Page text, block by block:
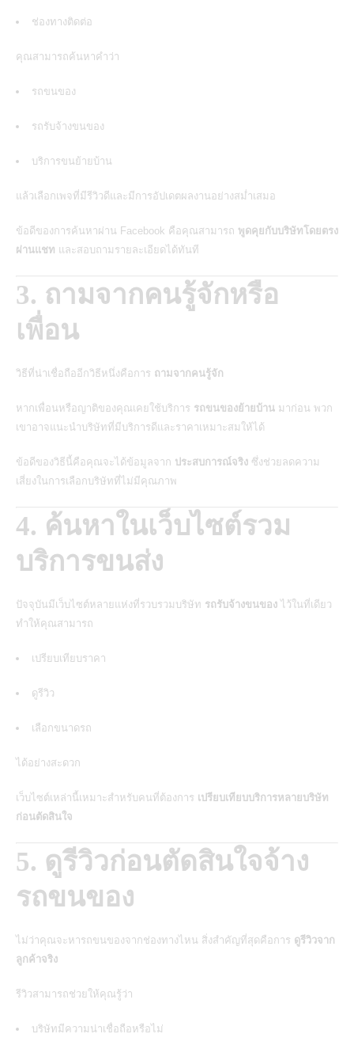
ช่องทางติดต่อ
คุณสามารถค้นหาคำว่า
รถขนของ
รถรับจ้างขนของ
บริการขนย้ายบ้าน
แล้วเลือกเพจที่มีรีวิวดีและมีการอัปเดตผลงานอย่างสม่ำเสมอ
ข้อดีของการค้นหาผ่าน Facebook คือคุณสามารถ พูดคุยกับบริษัทโดยตรง
ผ่านแชท และสอบถามรายละเอียดได้ทันที
3. ถามจากคนรู้จักหรือ
เพื่อน
วิธีที่น่าเชื่อถืออีกวิธีหนึ่งคือการ ถามจากคนรู้จัก
หากเพื่อนหรือญาติของคุณเคยใช้บริการ รถขนของย้ายบ้าน มาก่อน พวก
เขาอาจแนะนำบริษัทที่มีบริการดีและราคาเหมาะสมให้ได้
ข้อดีของวิธีนี้คือคุณจะได้ข้อมูลจาก ประสบการณ์จริง ซึ่งช่วยลดความ
เสี่ยงในการเลือกบริษัทที่ไม่มีคุณภาพ
4. ค้นหาในเว็บไซต์รวม
บริการขนส่ง
ปัจจุบันมีเว็บไซต์หลายแห่งที่รวบรวมบริษัท รถรับจ้างขนของ ไว้ในที่เดียว
ทำให้คุณสามารถ
เปรียบเทียบราคา
ดูรีวิว
เลือกขนาดรถ
ได้อย่างสะดวก
เว็บไซต์เหล่านี้เหมาะสำหรับคนที่ต้องการ เปรียบเทียบบริการหลายบริษัท
ก่อนตัดสินใจ
5. ดูรีวิวก่อนตัดสินใจจ้าง
รถขนของ
ไม่ว่าคุณจะหารถขนของจากช่องทางไหน สิ่งสำคัญที่สุดคือการ ดูรีวิวจาก
ลูกค้าจริง
รีวิวสามารถช่วยให้คุณรู้ว่า
บริษัทมีความน่าเชื่อถือหรือไม่